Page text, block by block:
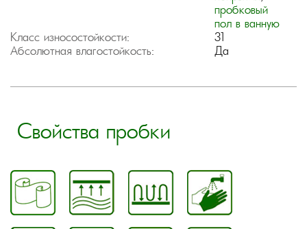
пробковый
пол в ванную
Класс износостойкости:
31
Абсолютная влагостойкость:
Да
Свойства пробки